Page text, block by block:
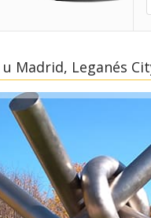
Madrid, Leganés